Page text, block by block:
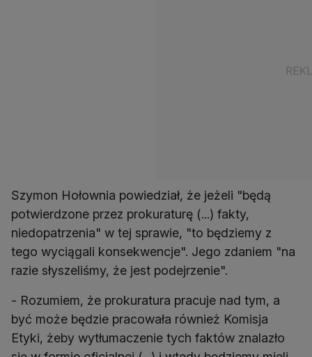
Szymon Hołownia powiedział, że jeżeli "będą
potwierdzone przez prokuraturę (...) fakty,
niedopatrzenia" w tej sprawie, "to będziemy z
tego wyciągali konsekwencje". Jego zdaniem "na
razie słyszeliśmy, że jest podejrzenie".
- Rozumiem, że prokuratura pracuje nad tym, a
być może będzie pracowała również Komisja
Etyki, żeby wytłumaczenie tych faktów znalazło